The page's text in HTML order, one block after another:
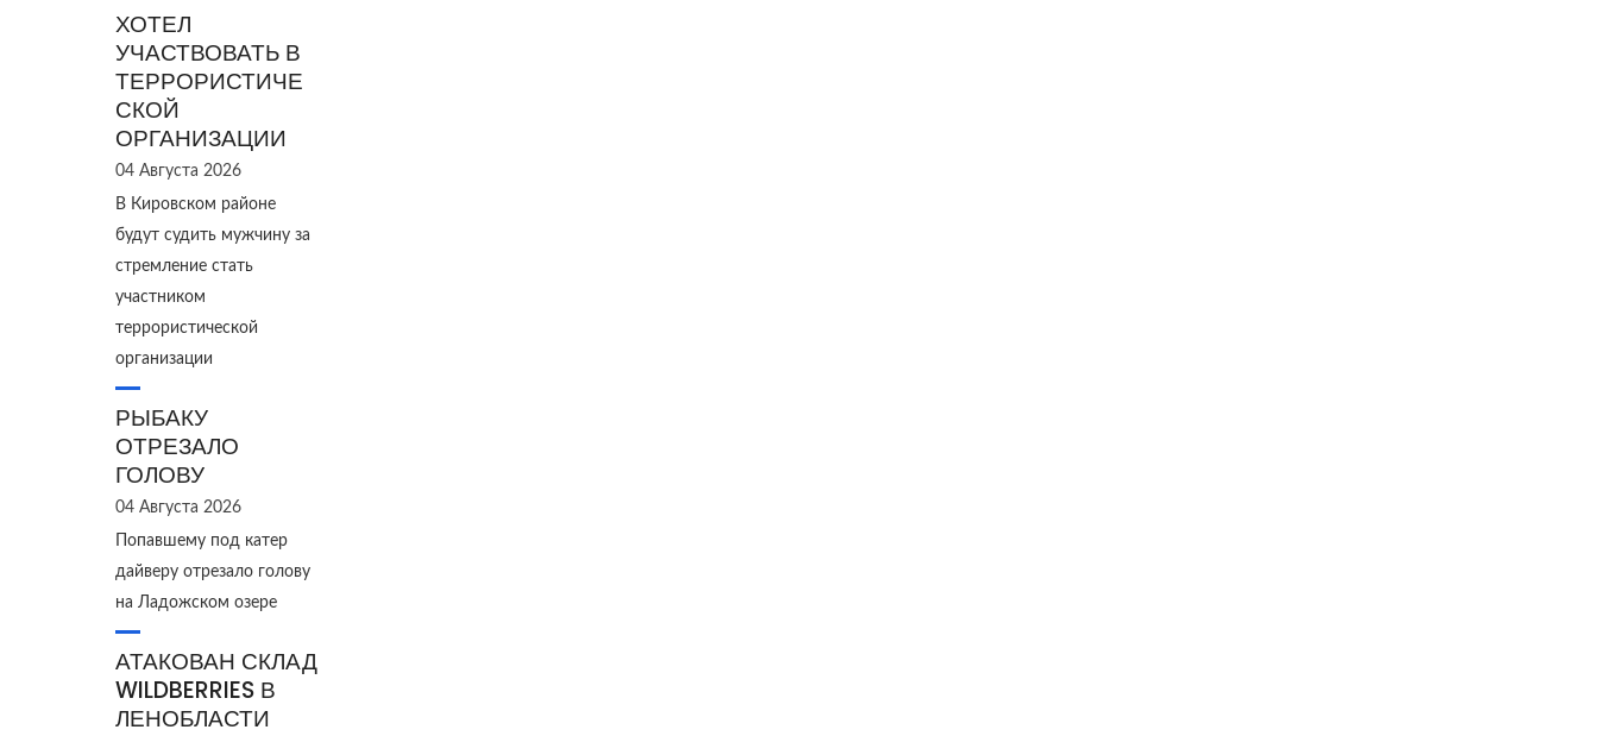
ХОТЕЛ
УЧАСТВОВАТЬ В
ТЕРРОРИСТИЧЕ
СКОЙ
ОРГАНИЗАЦИИ
04 Августа 2026
В Кировском районе
будут судить мужчину за
стремление стать
участником
террористической
организации
РЫБАКУ
ОТРЕЗАЛО
ГОЛОВУ
04 Августа 2026
Попавшему под катер
дайверу отрезало голову
на Ладожском озере
АТАКОВАН СКЛАД
WILDBERRIES В
ЛЕНОБЛАСТИ